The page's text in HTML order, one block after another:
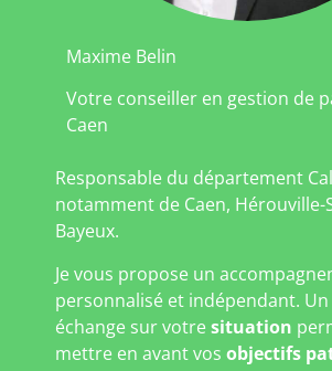
Maxime Belin
Votre conseiller en gestion de
Caen
Responsable du département
notamment de Caen, Hérouville-
Bayeux.
Je vous propose un
personnalisé et indépendant.
échange sur votresituation
mettre en avant vos objectifs